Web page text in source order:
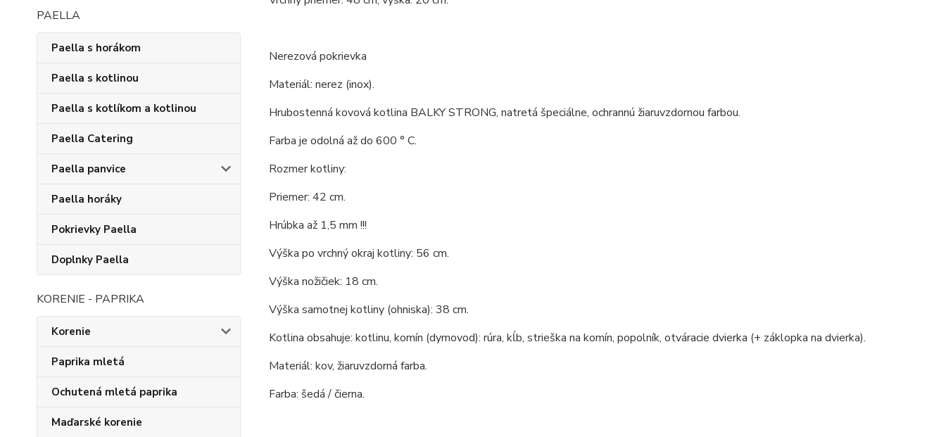
PAELLA
Paella s horákom
Paella s kotlinou
Paella s kotlíkom a kotlinou
Paella Catering
Paella panvice
Paella horáky
Pokrievky Paella
Doplnky Paella
KORENIE - PAPRIKA
Korenie
Paprika mletá
Ochutená mletá paprika
Maďarské korenie
Nerezová pokrievka
Materiál: nerez (inox).
Hrubostenná kovová kotlina BALKY STRONG, natretá špeciálne, ochrannú žiaruvzdornou farbou.
Farba je odolná až do 600 ° C.
Rozmer kotliny:
Priemer: 42 cm.
Hrúbka až 1,5 mm !!!
Výška po vrchný okraj kotliny: 56 cm.
Výška nožičiek: 18 cm.
Výška samotnej kotliny (ohniska): 38 cm.
Kotlina obsahuje: kotlinu, komín (dymovod): rúra, kĺb, strieška na komín, popolník, otváracie dvierka (+ záklopka na dvierka).
Materiál: kov, žiaruvzdorná farba.
Farba: šedá / čierna.